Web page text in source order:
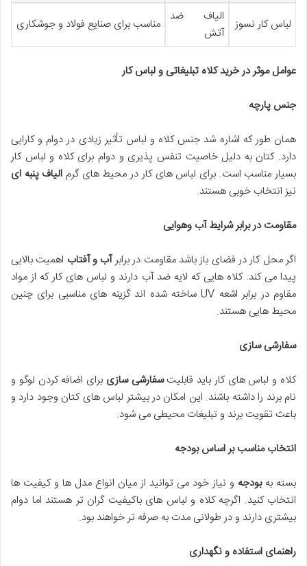
لباس کار نسوز
الیاف ضد
آتش
مناسب برای صنایع فولاد و جوشکاری
عوامل موثر در خرید کلاه تبلیغاتی و لباس کار
جنس پارچه
همان طور که اشاره شد جنس کلاه و لباس تأثیر زیادی در دوام و کارایی
دارد. کتان به دلیل خاصیت تنفس پذیری و دوام برای کلاه و لباس کار
بسیار مناسب است. برای لباس های کار در محیط های گرم الیاف پنبه ای
نیز انتخاب خوبی هستند.
مقاومت در برابر شرایط آب وهوایی
اگر محل کار در فضای باز باشد مقاومت در برابرآب و آفتاب اهمیت بالایی
پیدا می کند. کلاه هایی که لایه ضد آب دارند و لباس های کار که از مواد
مقاوم در برابر اشعه UV ساخته شده اند گزینه های مناسبی برای چنین
محیط هایی هستند.
سفارشی سازی
کلاه و لباس های کار باید قابلیتسفارشی سازی برای اضافه کردن لوگو و
نام برند را داشته باشند. این امکان در بیشتر لباس های کتان وجود دارد و
باعث تقویت برند و تبلیغات محیطی می شود.
انتخاب مناسب بر اساس بودجه
بسته بهبودجه و نیاز خود می توانید از میان انواع مدل ها و کیفیت ها
انتخاب کنید. اگرچه کلاه و لباس های باکیفیت گران تر هستند اما دوام
بیشتری دارند و در طولانی مدت به صرفه تر خواهند بود.
راهنمای استفاده و نگهداری